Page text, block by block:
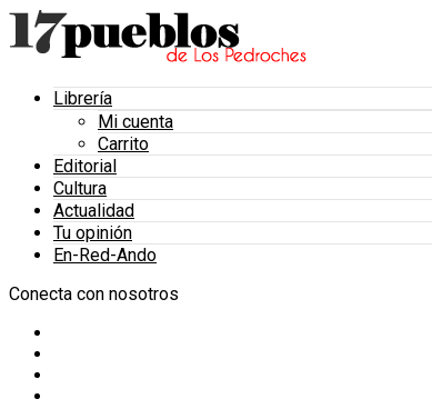
Librería
Mi cuenta
Carrito
Editorial
Cultura
Actualidad
Tu opinión
En-Red-Ando
Conecta con nosotros